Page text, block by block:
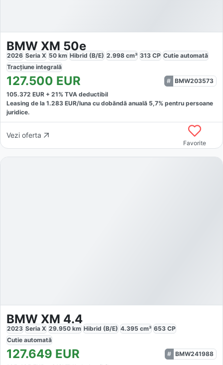
BMW XM 50e
2026 Seria X 50 km Hibrid (B/E) 2.998 cm³ 313 CP Cutie automată
Tracțiune integrală
127.500 EUR
BMW203573
105.372 EUR + 21% TVA deductibil
Leasing de la 1.283 EUR/luna cu dobăndă anuală 5,7% pentru persoane
juridice.
Vezi oferta
Favorite
BMW XM 4.4
2023 Seria X 29.950 km Hibrid (B/E) 4.395 cm³ 653 CP
Cutie automată
127.649 EUR
BMW241988